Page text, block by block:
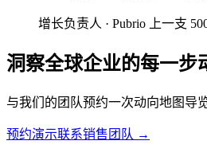
增长负责人 · Pubrio 上一支
洞察全球企业的每一步
与我们的团队预约一次动向地图导览
预约演示联系销售团队 →